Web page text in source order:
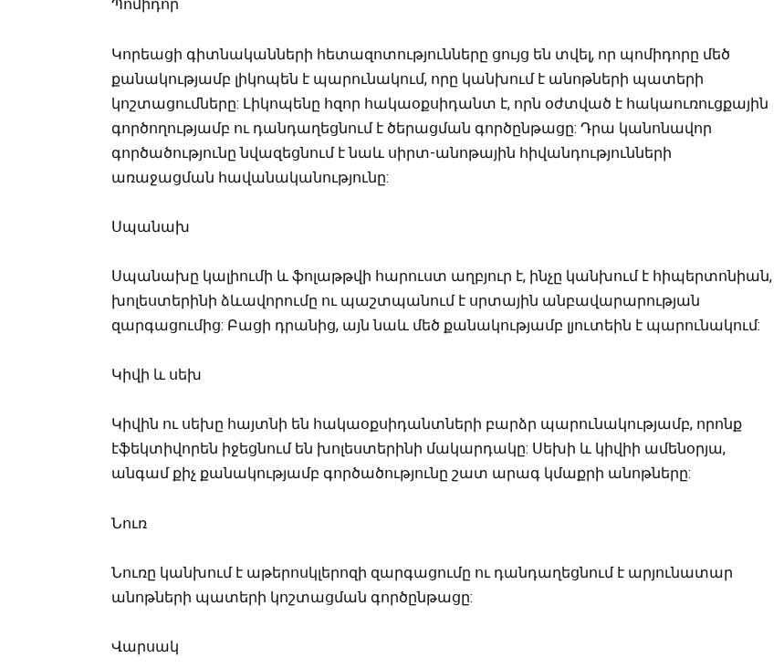
Պոմիդոր
Կորեացի գիտնականների հետազոտությունները ցույց են տվել, որ պոմիդորը մեծ
քանակությամբ լիկոպեն է պարունակում, որը կանխում է անոթների պատերի
կոշտացումները: Լիկոպենը հզոր հակաօքսիդանտ է, որն օժտված է հակաուռուցքային
գործողությամբ ու դանդաղեցնում է ծերացման գործընթացը: Դրա կանոնավոր
գործածությունը նվազեցնում է նաև սիրտ-անոթային հիվանդությունների
առաջացման հավանականությունը:
Սպանախ
Սպանախը կալիումի և ֆոլաթթվի հարուստ աղբյուր է, ինչը կանխում է հիպերտոնիան,
խոլեստերինի ձևավորումը ու պաշտպանում է սրտային անբավարարության
զարգացումից: Բացի դրանից, այն նաև մեծ քանակությամբ լյուտեին է պարունակում:
Կիվի և սեխ
Կիվին ու սեխը հայտնի են հակաօքսիդանտների բարձր պարունակությամբ, որոնք
էֆեկտիվորեն իջեցնում են խոլեստերինի մակարդակը: Սեխի և կիվիի ամենօրյա,
անգամ քիչ քանակությամբ գործածությունը շատ արագ կմաքրի անոթները:
Նուռ
Նուռը կանխում է աթերոսկլերոզի զարգացումը ու դանդաղեցնում է արյունատար
անոթների պատերի կոշտացման գործընթացը:
Վարսակ